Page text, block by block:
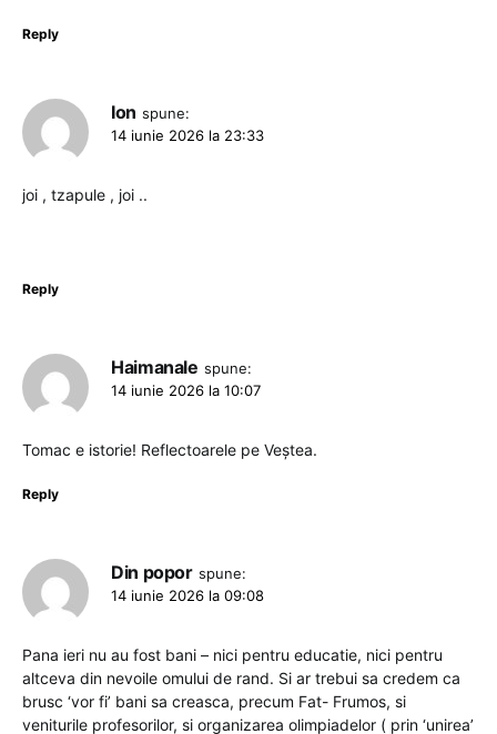
Reply
Ion spune:
14 iunie 2026 la 23:33
joi , tzapule , joi ..
Reply
Haimanale spune:
14 iunie 2026 la 10:07
Tomac e istorie! Reflectoarele pe Veștea.
Reply
Din popor spune:
14 iunie 2026 la 09:08
Pana ieri nu au fost bani – nici pentru educatie, nici pentru
altceva din nevoile omului de rand. Si ar trebui sa credem ca
brusc ‘vor fi’ bani sa creasca, precum Fat- Frumos, si
veniturile profesorilor, si organizarea olimpiadelor ( prin ‘unirea’